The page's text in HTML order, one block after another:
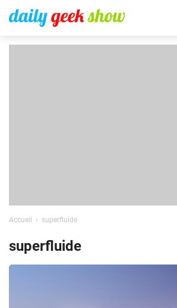
Accueil superfluide
superfluide